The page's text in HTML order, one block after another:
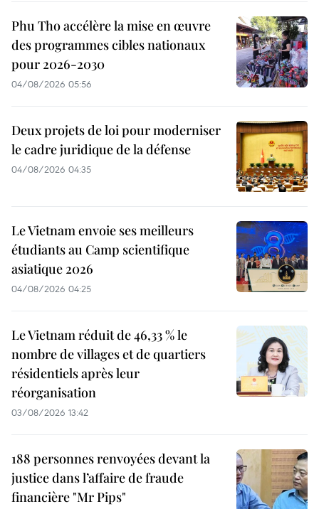
Phu Tho accélère la mise en œuvre
des programmes cibles nationaux
pour 2026-2030
04/08/2026 05:56
Deux projets de loi pour moderniser
le cadre juridique de la défense
04/08/2026 04:35
Le Vietnam envoie ses meilleurs
étudiants au Camp scientifique
asiatique 2026
04/08/2026 04:25
Le Vietnam réduit de 46,33 % le
nombre de villages et de quartiers
résidentiels après leur
réorganisation
03/08/2026 13:42
188 personnes renvoyées devant la
justice dans l’affaire de fraude
financière "Mr Pips"